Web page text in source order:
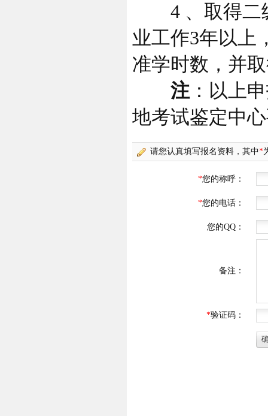
4 、取得二级
业工作3年以上
准学时数，并
注 ：以上
地考试鉴定中